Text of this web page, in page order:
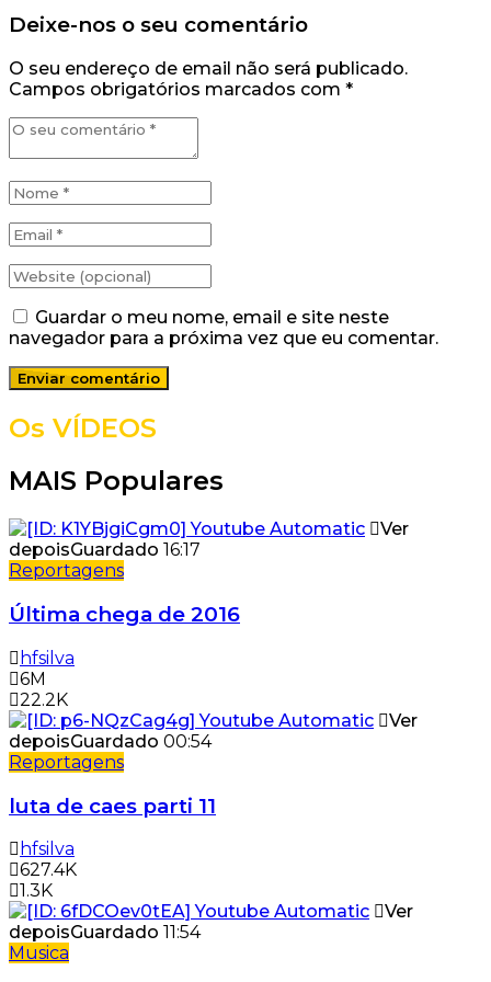
Deixe-nos o seu comentário
O seu endereço de email não será publicado.
Campos obrigatórios marcados com *
Guardar o meu nome, email e site neste
navegador para a próxima vez que eu comentar.
Os VÍDEOS
MAIS Populares
Ver
depoisGuardado 16:17
Reportagens
Última chega de 2016
hfsilva
6M
22.2K
Ver
depoisGuardado 00:54
Reportagens
luta de caes parti 11
hfsilva
627.4K
1.3K
Ver
depoisGuardado 11:54
Musica